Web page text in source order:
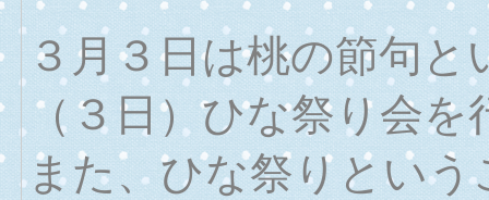
３月３日は桃の節句
（３日）ひな祭り会を
また、ひな祭りとい